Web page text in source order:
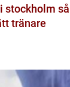
så hittar du
tränare